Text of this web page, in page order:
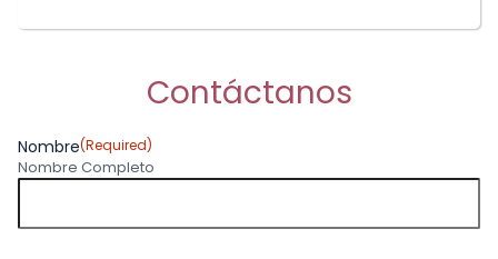
Contáctanos
Nombre(Required)
Nombre Completo